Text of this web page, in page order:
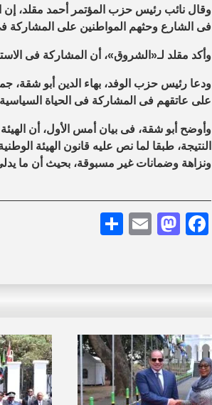
وقال نائب رئيس حزب المؤتمر أحمد مقلد،
فى الشارع وحثهم المواطنين على المشاركة
وأكد مقلد لـ«الشروق»، أن المشاركة فى
ودعا رئيس حزب الوفد، بهاء الدين أبو شقة،
على عاتقهم فى المشاركة فى الحياة السياسية،
وأوضح أبو شقة، فى بيان أمس الأول، أن الهيئة
ونزاهة وضمانات غير مسبوقة، بحيث أن ما
Facebook
Mastodon
Email